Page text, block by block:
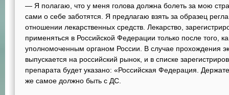
— Я полагаю, что у меня голова должна болеть за мою
сами о себе заботятся. Я предлагаю взять за образец
отношении лекарственных средств. Лекарство,
применяться в Российской Федерации только после того,
уполномоченным органом России. В случае прохождения
выпускается на российский рынок, и в списке
препарата будет указано: «Российская Федерация.
же самое должно быть с ДС.